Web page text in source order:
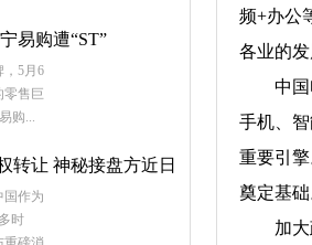
频+办公
各业的发
中国电
手机、
重要引
奠定基础
加大
易购遭“ST”
，5月6
零售巨
购...
转让 神秘接盘方近日
国作为
时